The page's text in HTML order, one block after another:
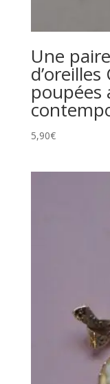
Une
poupées
5,90€